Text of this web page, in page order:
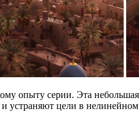
опыту серии. Эта
и устраняют цели в